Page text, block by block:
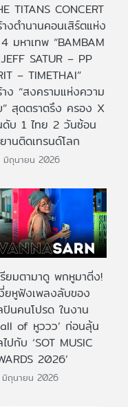
TITANS CONCERT
งตำนานคอนเสิร์ตแห่ง
มหาเทพ “BAMBAM
SATUR – PP
– TIMETHAI”
ง “สงครามแห่งความ
สุดตราตรึง ครอง X
บ 1 ไทย 2 วันซ้อน
านติดเทรนด์โลก
มิถุนายน 2026
ยมตามาดู พกหูมาติ่ง!
ยหูฟังเพลงลับของ
นคนโปรด ในงาน
of หูววว’ ก่อนลุ้น
ปกับ ‘SOT MUSIC
2026’
มิถุนายน 2026